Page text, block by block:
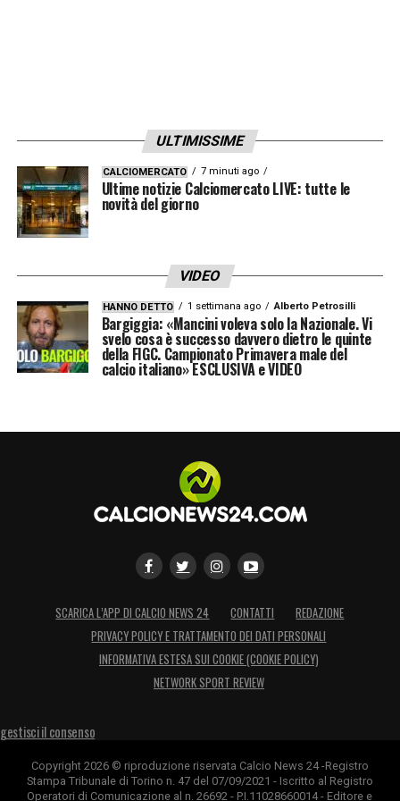
ULTIMISSIME
CALCIOMERCATO 7 minuti ago
Ultime notizie Calciomercato LIVE: tutte le
novità del giorno
VIDEO
HANNO DETTO 1 settimana ago Alberto Petrosilli
Bargiggia: «Mancini voleva solo la Nazionale. Vi
svelo cosa è successo davvero dietro le quinte
della FIGC. Campionato Primavera male del
calcio italiano» ESCLUSIVA e VIDEO
SCARICA L’APP DI CALCIO NEWS 24 CONTATTI
REDAZIONE
PRIVACY POLICY E TRATTAMENTO DEI DATI PERSONALI
INFORMATIVA ESTESA SUI COOKIE (COOKIE POLICY)
NETWORK SPORT REVIEW
gestisci il consenso
Copyright 2026 © riproduzione riservata Calcio News 24 -Registro
Stampa Tribunale di Torino n. 47 del 07/09/2021 - Iscritto al Registro
Operatori di Comunicazione al n. 26692 - P.I.11028660014 - Editore e